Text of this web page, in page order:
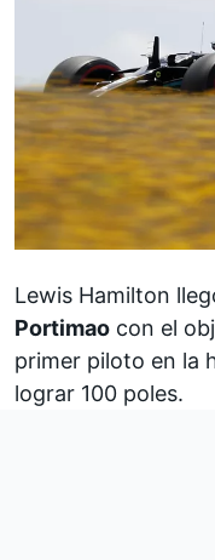
Lewis Hamilton
Portimao con el
primer piloto en la
lograr 100 poles.